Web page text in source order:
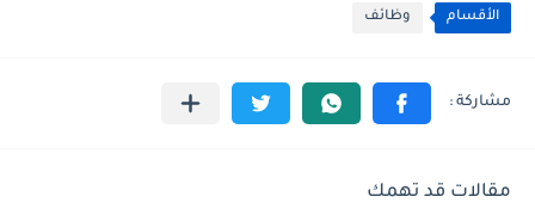
الأقسام وظائف
مقالات قد تهمك